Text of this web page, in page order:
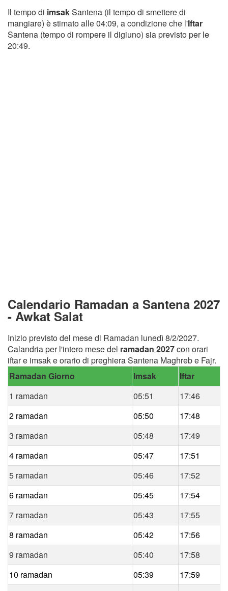
Il tempo di imsakSantena (il tempo di smettere di
mangiare) è stimato alle 04:09, a condizione che l'Iftar
Santena (tempo di rompere il digiuno) sia previsto per le
20:49.
Calendario Ramadan a Santena 2027
- Awkat Salat
Inizio previsto del mese di Ramadan lunedì 8/2/2027.
Calandria per l'intero mese del ramadan 2027con orari
iftar e imsak e orario di preghiera Santena Maghreb e Fajr.
Ramadan Giorno
Imsak
Iftar
1 ramadan
05:51
17:46
2 ramadan
05:50
17:48
3 ramadan
05:48
17:49
4 ramadan
05:47
17:51
5 ramadan
05:46
17:52
6 ramadan
05:45
17:54
7 ramadan
05:43
17:55
8 ramadan
05:42
17:56
9 ramadan
05:40
17:58
10 ramadan
05:39
17:59